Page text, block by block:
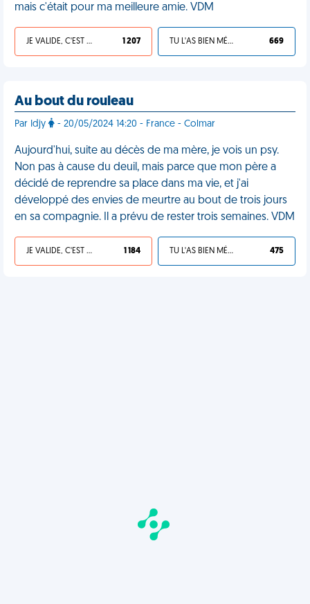
mais c'était pour ma meilleure amie. VDM
JE VALIDE, C'EST UNE VDM 1 207 TU L'AS BIEN MÉRITÉ 669
Au bout du rouleau
Par Idjy - 20/05/2024 14:20 - France - Colmar
Aujourd'hui, suite au décès de ma mère, je vois un psy.
Non pas à cause du deuil, mais parce que mon père a
décidé de reprendre sa place dans ma vie, et j'ai
développé des envies de meurtre au bout de trois jours
en sa compagnie. Il a prévu de rester trois semaines. VDM
JE VALIDE, C'EST UNE VDM 1 184 TU L'AS BIEN MÉRITÉ 475